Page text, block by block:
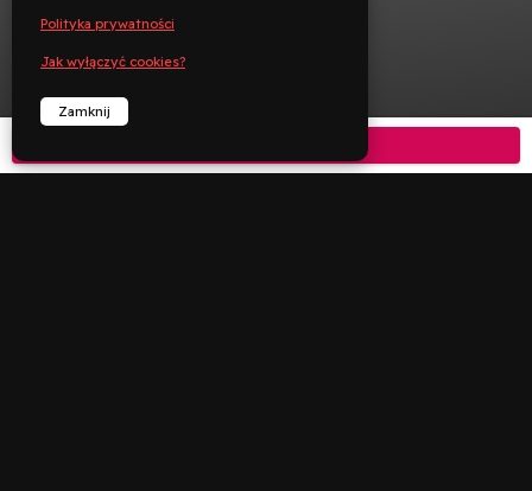
Polityka prywatności
Jak wyłączyć cookies?
Zamknij